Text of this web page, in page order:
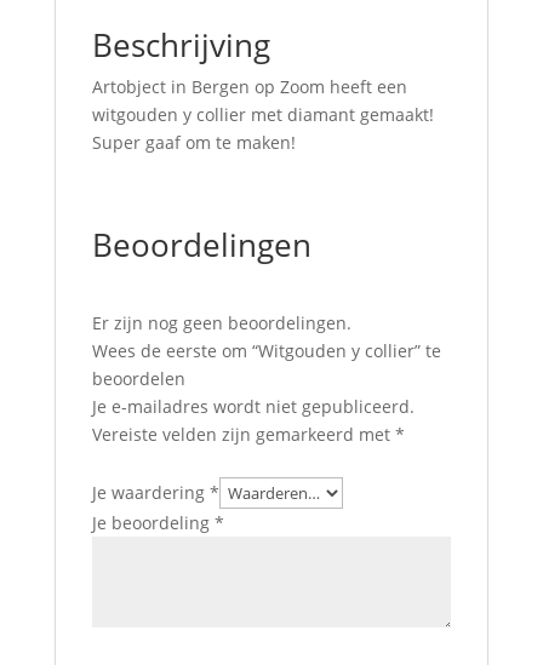
Beschrijving
Artobject in Bergen op Zoom heeft een
witgouden y collier met diamant gemaakt!
Super gaaf om te maken!
Beoordelingen
Er zijn nog geen beoordelingen.
Wees de eerste om “Witgouden y collier” te
beoordelen
Je e-mailadres wordt niet gepubliceerd.
Vereiste velden zijn gemarkeerd met *
Je waardering *
Je beoordeling *